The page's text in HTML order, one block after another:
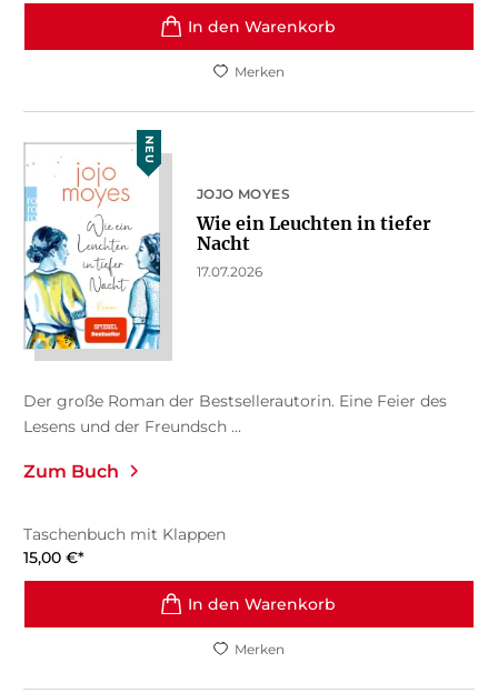
In den Warenkorb
Merken
NEU
JOJO MOYES
Wie ein Leuchten in tiefer
Nacht
17.07.2026
Der große Roman der Bestsellerautorin. Eine Feier des
Lesens und der Freundsch ...
Zum Buch
Taschenbuch mit Klappen
15,00 €*
In den Warenkorb
Merken